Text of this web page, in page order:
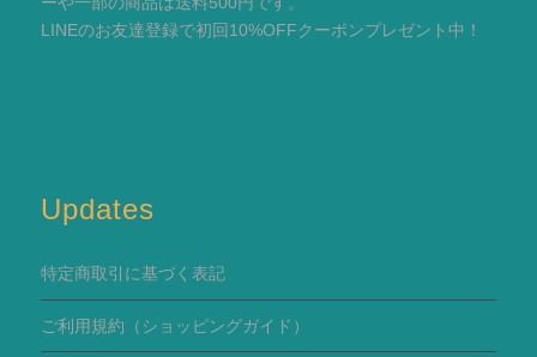
LINEのお友達登録で初回10%OFFクーポンプレゼント中！
Updates
特定商取引に基づく表記
ご利用規約 （ショッピングガイド）